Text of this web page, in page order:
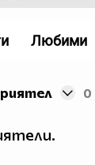
0
Любими